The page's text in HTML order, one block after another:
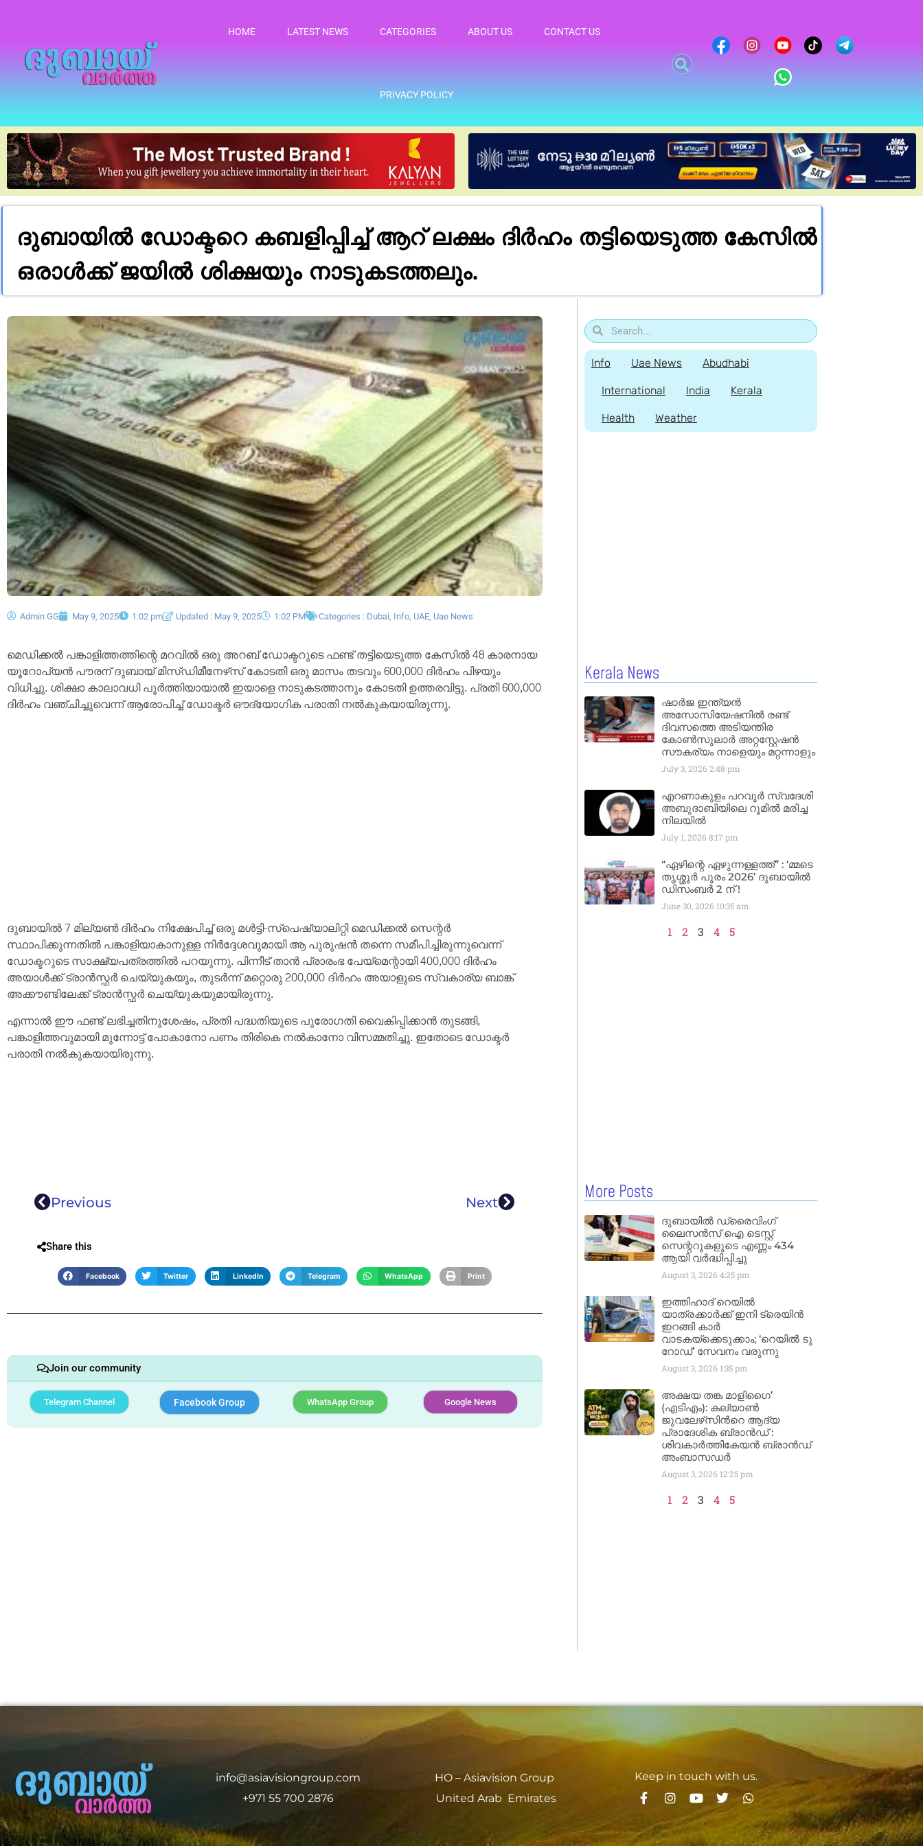
HOME LATEST NEWS CATEGORIES ABOUT US CONTACT US
PRIVACY POLICY
ദുബായിൽ ഡോക്ടറെ കബളിപ്പിച്ച് ആറ് ലക്ഷം ദിർഹം തട്ടിയെടുത്ത കേസിൽ
ഒരാൾക്ക് ജയിൽ ശിക്ഷയും നാടുകടത്തലും.
Admin GG May 9, 2025 1:02 pm Updated : May 9, 2025 1:02 PM Categories : Dubai Info UAE Uae News
മെഡിക്കൽ പങ്കാളിത്തത്തിന്റെ മറവിൽ ഒരു അറബ് ഡോക്ടറുടെ ഫണ്ട് തട്ടിയെടുത്ത കേസിൽ 48 കാരനായ
യൂറോപ്യൻ പൗരന് ദുബായ് മിസ്‌ഡിമീനേഴ്‌സ് കോടതി ഒരു മാസം തടവും 600,000 ദിർഹം പിഴയും
വിധിച്ചു. ശിക്ഷാ കാലാവധി പൂർത്തിയായാൽ ഇയാളെ നാടുകടത്താനും കോടതി ഉത്തരവിട്ടു. പ്രതി 600,000
ദിർഹം വഞ്ചിച്ചുവെന്ന് ആരോപിച്ച് ഡോക്ടർ ഔദ്യോഗിക പരാതി നൽകുകയായിരുന്നു.
ദുബായിൽ 7 മില്യൺ ദിർഹം നിക്ഷേപിച്ച് ഒരു മൾട്ടി-സ്പെഷ്യാലിറ്റി മെഡിക്കൽ സെന്റർ
സ്ഥാപിക്കുന്നതിൽ പങ്കാളിയാകാനുള്ള നിർദ്ദേശവുമായി ആ പുരുഷൻ തന്നെ സമീപിച്ചിരുന്നുവെന്ന്
ഡോക്ടറുടെ സാക്ഷ്യപത്രത്തിൽ പറയുന്നു. പിന്നീട് താൻ പ്രാരംഭ പേയ്‌മെന്റായി 400,000 ദിർഹം
അയാൾക്ക് ട്രാൻസ്ഫർ ചെയ്യുകയും, തുടർന്ന് മറ്റൊരു 200,000 ദിർഹം അയാളുടെ സ്വകാര്യ ബാങ്ക്
അക്കൗണ്ടിലേക്ക് ട്രാൻസ്ഫർ ചെയ്യുകയുമായിരുന്നു.
എന്നാൽ ഈ ഫണ്ട് ലഭിച്ചതിനുശേഷം, പ്രതി പദ്ധതിയുടെ പുരോഗതി വൈകിപ്പിക്കാൻ തുടങ്ങി,
പങ്കാളിത്തവുമായി മുന്നോട്ട് പോകാനോ പണം തിരികെ നൽകാനോ വിസമ്മതിച്ചു. ഇതോടെ ഡോക്ടർ
പരാതി നൽകുകയായിരുന്നു.
Previous Next
Share this
Facebook Twitter LinkedIn Telegram WhatsApp Print
Join our community
Telegram Channel Facebook Group WhatsApp Group Google News
Info Uae News Abudhabi
International India Kerala
Health Weather
Kerala News
ഷാർജ ഇന്ത്യൻ
അസോസിയേഷനിൽ രണ്ട്
ദിവസത്തെ അടിയന്തിര
കോൺസുലാർ അറ്റസ്റ്റേഷൻ
സൗകര്യം നാളെയും മറ്റന്നാളും
July 3, 2026 2:48 pm
എറണാകുളം പറവൂർ സ്വദേശി
അബുദാബിയിലെ റൂമിൽ മരിച്ച
നിലയിൽ
July 1, 2026 8:17 pm
“ഏഴിന്റെ ഏഴുന്നള്ളത്ത്” : ‘മ്മടെ
തൃശ്ശൂർ പൂരം 2026’ ദുബായിൽ
ഡിസംബർ 2 ന് !
June 30, 2026 10:35 am
1 2 3 4 5
More Posts
ദുബായിൽ ഡ്രൈവിംഗ്
ലൈസൻസ് ഐ ടെസ്റ്റ്
സെന്ററുകളുടെ എണ്ണം 434
ആയി വർദ്ധിപ്പിച്ചു
August 3, 2026 4:25 pm
ഇത്തിഹാദ് റെയിൽ
യാത്രക്കാർക്ക് ഇനി ട്രെയിൻ
ഇറങ്ങി കാർ
വാടകയ്‌ക്കെടുക്കാം; ‘റെയിൽ ടു
റോഡ്’ സേവനം വരുന്നു
August 3, 2026 1:35 pm
അക്ഷയ തങ്ക മാളിഗൈ’
(എടിഎം): കല്യാണ്‍
ജുവലേഴ്‌സിന്‍റെ ആദ്യ
പ്രാദേശിക ബ്രാന്‍ഡ് :
ശിവകാര്‍ത്തികേയന്‍ ബ്രാന്‍ഡ്
അംബാസഡര്‍
August 3, 2026 12:25 pm
1 2 3 4 5
info@asiavisiongroup.com
+971 55 700 2876
HO – Asiavision Group
United Arab Emirates
Keep in touch with us.